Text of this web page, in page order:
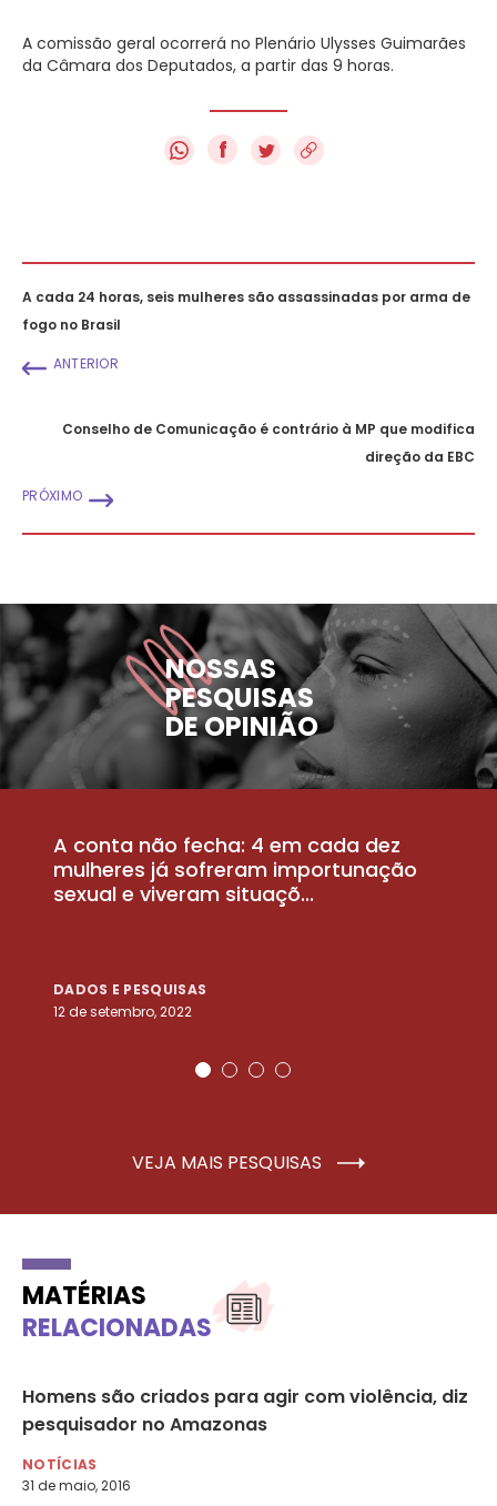
A comissão geral ocorrerá no Plenário Ulysses Guimarães
da Câmara dos Deputados, a partir das 9 horas.
f
A cada 24 horas, seis mulheres são assassinadas por arma de
fogo no Brasil
ANTERIOR
Conselho de Comunicação é contrário à MP que modifica
direção da EBC
PRÓXIMO
NOSSAS
PESQUISAS
DE OPINIÃO
A conta não fecha: 4 em cada dez
mulheres já sofreram importunação
sexual e viveram situaçõ...
DADOS E PESQUISAS
12 de setembro, 2022
VEJA MAIS PESQUISAS
MATÉRIAS
RELACIONADAS
Homens são criados para agir com violência, diz
pesquisador no Amazonas
NOTÍCIAS
31 de maio, 2016